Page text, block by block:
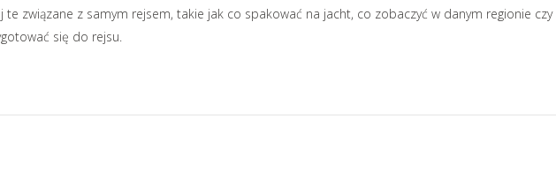
te związane z samym rejsem, takie jak co spakować na jacht, co zobaczyć w danym regionie czy
się do rejsu.